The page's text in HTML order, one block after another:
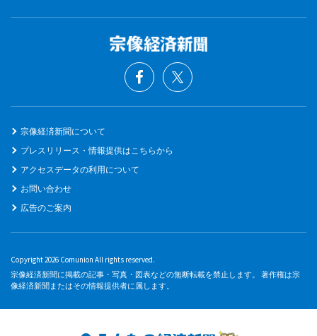
宗像経済新聞について
プレスリリース・情報提供はこちらから
アクセスデータの利用について
お問い合わせ
広告のご案内
Copyright 2026 Comunion All rights reserved.
宗像経済新聞に掲載の記事・写真・図表などの無断転載を禁止します。 著作権は宗
像経済新聞またはその情報提供者に属します。